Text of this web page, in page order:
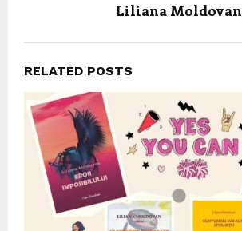
Liliana Moldovan
RELATED POSTS